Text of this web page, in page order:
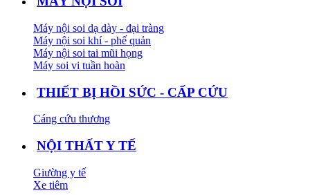
Máy nội soi dạ dày - đại tràng
Máy nội soi khí - phế quản
Máy nội soi tai mũi họng
Máy soi vi tuần hoàn
THIẾT BỊ HỒI SỨC - CẤP CỨU
Cáng cứu thương
NỘI THẤT Y TẾ
Giường y tế
Xe tiêm